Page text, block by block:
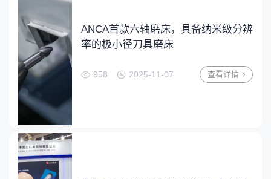
ANCA首款六轴磨床，具备纳米级分辨
率的极小径刀具磨床
958 2025-11-07 查看详情